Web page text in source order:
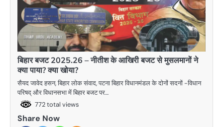
बिहार बजट 2025.26 – नीतीश के आखिरी बजट से मुसलमानों ने
क्या पाया? क्या खोया?
सैयद जावेद हसन, बिहार लोक संवाद, पटना बिहार विधानमंडल के दोनों सदनों -विधान
परिषद् और विधानसभा में बिहार बजट पर…
772 total views
Share Now